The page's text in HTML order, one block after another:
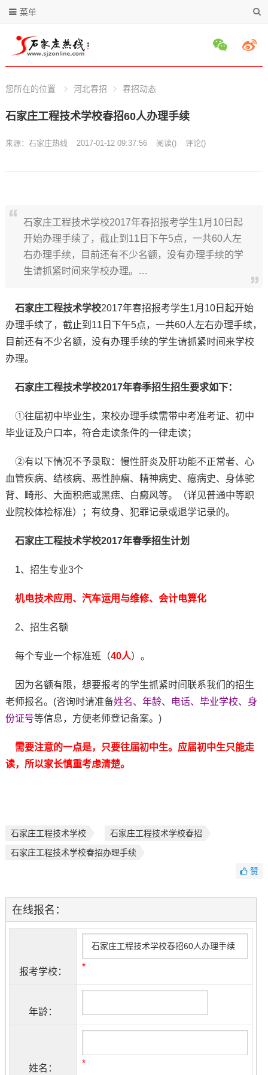
菜单
您所在的位置 河北春招 春招动态
石家庄工程技术学校春招60人办理手续
来源： 石家庄热线 2017-01-12 09:37:56 阅读() 评论()
石家庄工程技术学校2017年春招报考学生1月10日起
开始办理手续了，截止到11日下午5点，一共60人左
右办理手续，目前还有不少名额，没有办理手续的学
生请抓紧时间来学校办理。…
石家庄工程技术学校2017年春招报考学生1月10日起开始
办理手续了，截止到11日下午5点，一共60人左右办理手续，
目前还有不少名额，没有办理手续的学生请抓紧时间来学校
办理。
石家庄工程技术学校2017年春季招生招生要求如下：
①往届初中毕业生，来校办理手续需带中考准考证、初中
毕业证及户口本，符合走读条件的一律走读；
②有以下情况不予录取：慢性肝炎及肝功能不正常者、心
血管疾病、结核病、恶性肿瘤、精神病史、癔病史、身体驼
背、畸形、大面积疤或黑痣、白癜风等。（详见普通中等职
业院校体检标准）；有纹身、犯罪记录或退学记录的。
石家庄工程技术学校2017年春季招生计划
1、招生专业3个
机电技术应用、汽车运用与维修、会计电算化
2、招生名额
每个专业一个标准班（40人）。
因为名额有限，想要报考的学生抓紧时间联系我们的招生
老师报名。(咨询时请准备姓名、年龄、电话、毕业学校、身
份证号等信息，方便老师登记备案。)
需要注意的一点是，只要往届初中生。应届初中生只能走
读，所以家长慎重考虑清楚。
石家庄工程技术学校
石家庄工程技术学校春招
石家庄工程技术学校春招办理手续
赞
在线报名：
报考学校： *
年龄：
姓名： *